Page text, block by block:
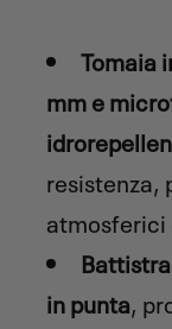
Tomaia
mm e
resistenza,
atmosferici
in punta,